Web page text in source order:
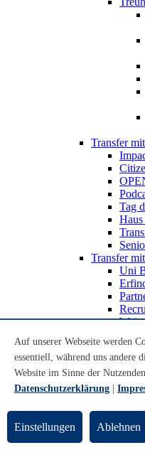
Transfer
Tag
Haus
Transfer
Uni
Auf unserer Webseite werden
essentiell, während uns andere
Website im Sinne der
Datenschutzerklärung
Einstellungen Ablehnen